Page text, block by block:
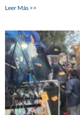
Leer Más >>